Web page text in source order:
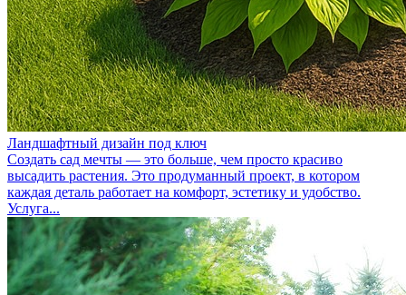
Ландшафтный дизайн под ключ
Создать сад мечты — это больше, чем просто красиво
высадить растения. Это продуманный проект, в котором
каждая деталь работает на комфорт, эстетику и удобство.
Услуга...